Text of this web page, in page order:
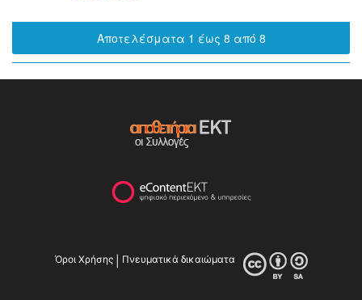
Αποτελέσματα 1 έως 8 από 8